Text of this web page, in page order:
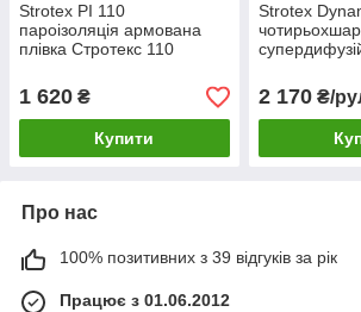
Strotex PI 110
пароізоляція армована
плівка Стротекс 110
75 м.кв.
1 620 ₴
Купити
Strotex
Стротекс
2 170₴/
Про нас
100% позитивних з 39 відгуків за рік
Працює з 01.06.2012